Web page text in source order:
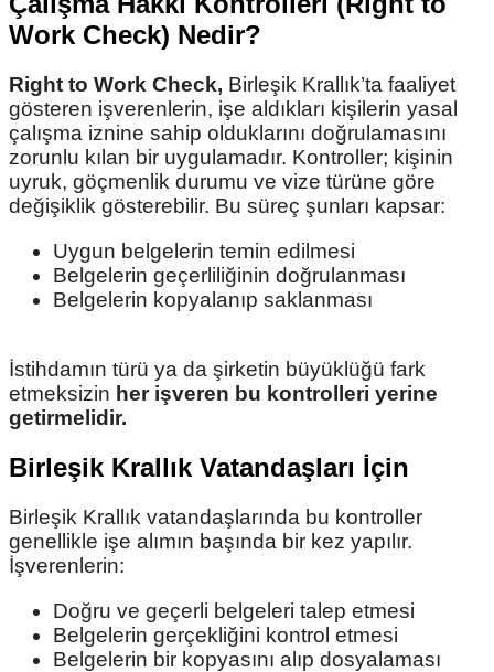
Work Check) Nedir?
Right to Work Check, Birleşik Krallık’ta faaliyet
gösteren işverenlerin, işe aldıkları kişilerin yasal
çalışma iznine sahip olduklarını doğrulamasını
zorunlu kılan bir uygulamadır. Kontroller; kişinin
uyruk, göçmenlik durumu ve vize türüne göre
değişiklik gösterebilir. Bu süreç şunları kapsar:
Uygun belgelerin temin edilmesi
Belgelerin geçerliliğinin doğrulanması
Belgelerin kopyalanıp saklanması
İstihdamın türü ya da şirketin büyüklüğü fark
etmeksizin her işveren bu kontrolleri yerine
getirmelidir.
Birleşik Krallık Vatandaşları İçin
Birleşik Krallık vatandaşlarında bu kontroller
genellikle işe alımın başında bir kez yapılır.
İşverenlerin:
Doğru ve geçerli belgeleri talep etmesi
Belgelerin gerçekliğini kontrol etmesi
Belgelerin bir kopyasını alıp dosyalaması